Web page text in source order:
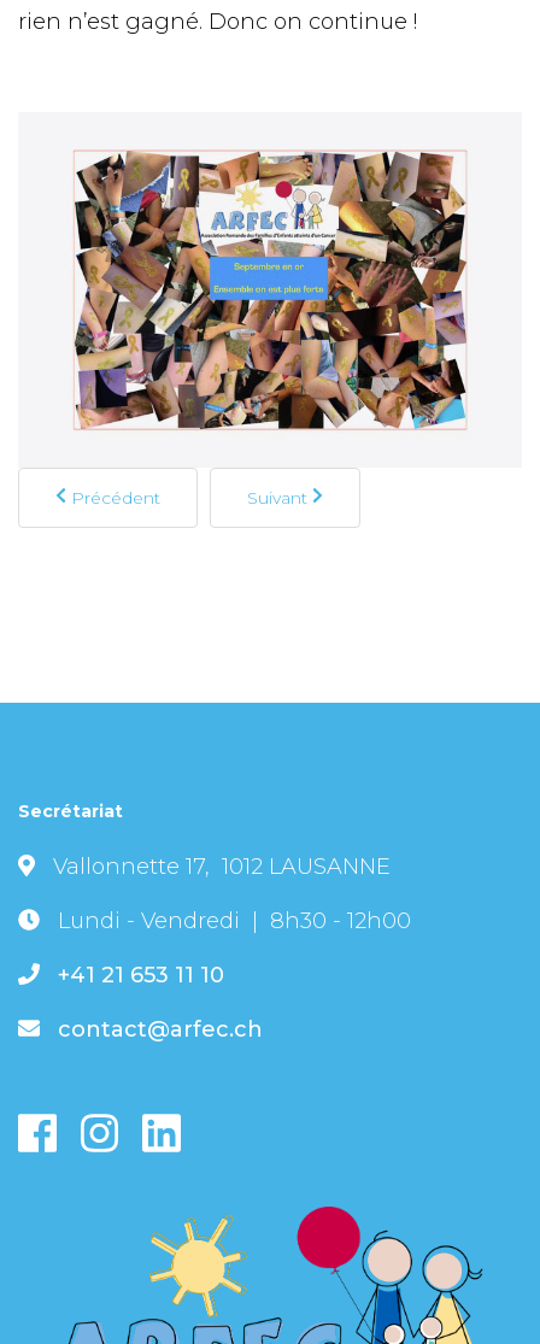
rien n’est gagné. Donc on continue !
Précédent Suivant
Secrétariat
Vallonnette 17, 1012 LAUSANNE
Lundi - Vendredi | 8h30 - 12h00
+41 21 653 11 10
contact@arfec.ch